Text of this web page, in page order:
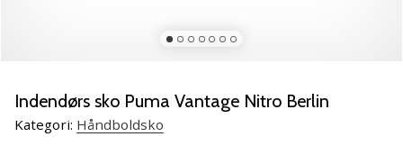
de
PUMA
Indendørs sko Puma Vantage Nitro Berlin
Kategori: Håndboldsko